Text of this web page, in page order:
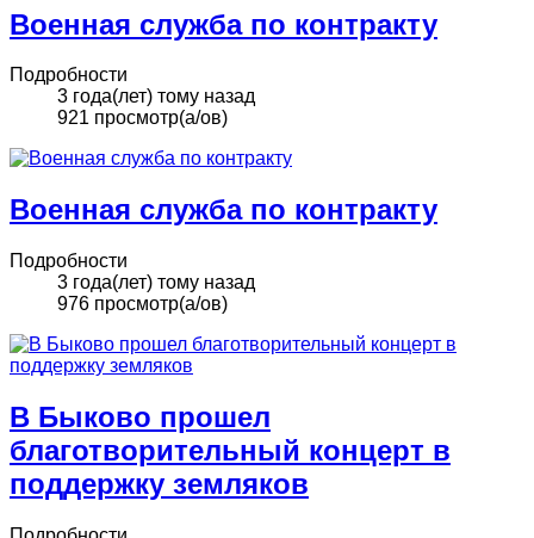
Военная служба по контракту
Подробности
3 года(лет) тому назад
921 просмотр(а/ов)
Военная служба по контракту
Подробности
3 года(лет) тому назад
976 просмотр(а/ов)
В Быково прошел
благотворительный концерт в
поддержку земляков